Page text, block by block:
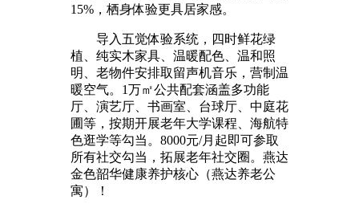
15%，栖身体验更具居家感。
导入五觉体验系统，四时鲜花绿
植、纯实木家具、温暖配色、温和照
明、老物件安排取留声机音乐，营制温
暖空气。1万㎡公共配套涵盖多功能
厅、演艺厅、书画室、台球厅、中庭花
圃等，按期开展老年大学课程、海航特
色逛学等勾当。8000元/月起即可参取
所有社交勾当，拓展老年社交圈。燕达
金色韶华健康养护核心（燕达养老公
寓）！